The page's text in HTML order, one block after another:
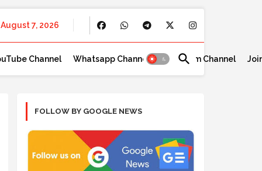
August 7, 2026
Channel Whatsapp Channel Telegram Channel
FOLLOW BY GOOGLE NEWS